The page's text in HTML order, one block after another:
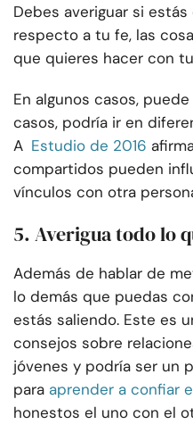
Debes averiguar si
respecto a tu fe, las
que quieres hacer con
En algunos casos,
casos, podría ir en
A Estudio de 2016
compartidos pueden
vínculos con otra
5. Averigua todo lo
Además de hablar de
lo demás que puedas
estás saliendo. Este es
consejos sobre
jóvenes y podría ser un
para aprender a confiar
honestos el uno con el